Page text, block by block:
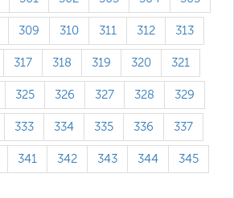
309 310 311 312 313
317 318 319 320 321
325 326 327 328 329
333 334 335 336 337
341 342 343 344 345